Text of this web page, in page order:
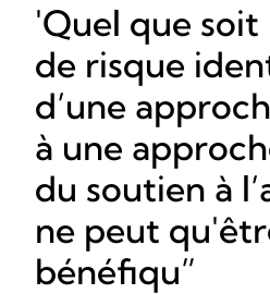
Quel que
de risque
d’une
à une
du soutien à
ne peut
bénéfiqu